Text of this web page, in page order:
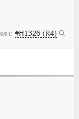
#Н1326 (R4)